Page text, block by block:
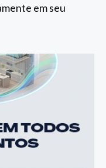
em seu